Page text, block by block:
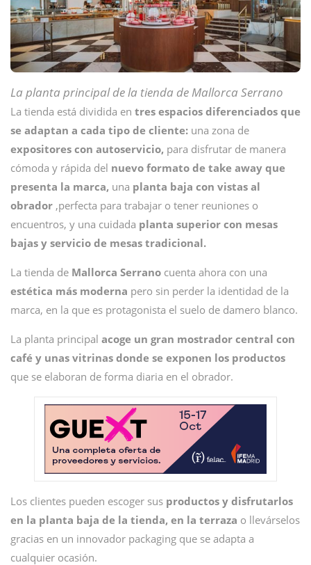
La planta principal de la tienda de Mallorca Serrano
La tienda está dividida en tres espacios diferenciados que
se adaptan a cada tipo de cliente: una zona de
expositores con autoservicio, para disfrutar de manera
cómoda y rápida del nuevo formato de take away que
presenta la marca, una planta baja con vistas al
obrador ,perfecta para trabajar o tener reuniones o
encuentros, y una cuidada planta superior con mesas
bajas y servicio de mesas tradicional.
La tienda de Mallorca Serrano cuenta ahora con una
estética más moderna pero sin perder la identidad de la
marca, en la que es protagonista el suelo de damero blanco.
La planta principal acoge un gran mostrador central con
café y unas vitrinas donde se exponen los productos
que se elaboran de forma diaria en el obrador.
Los clientes pueden escoger sus productos y disfrutarlos
en la planta baja de la tienda, en la terraza o llevárselos
gracias en un innovador packaging que se adapta a
cualquier ocasión.